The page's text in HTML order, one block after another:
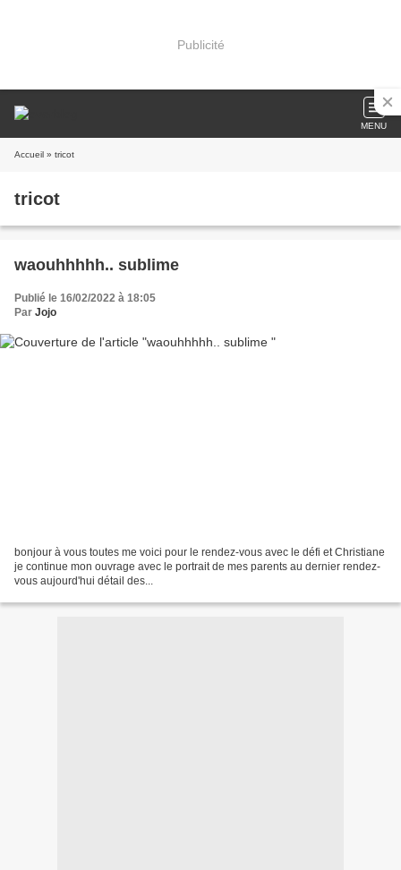
Publicité
MENU
Accueil » tricot
tricot
waouhhhhh.. sublime
Publié le 16/02/2022 à 18:05
Par Jojo
bonjour à vous toutes me voici pour le rendez-vous avec le défi et Christiane
je continue mon ouvrage avec le portrait de mes parents au dernier rendez-
vous aujourd'hui détail des...